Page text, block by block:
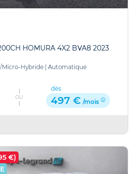
HOMURA 4X2 BVA8 2023
Micro-Hybride Automatique
OU
dès
497 € /mois
€)